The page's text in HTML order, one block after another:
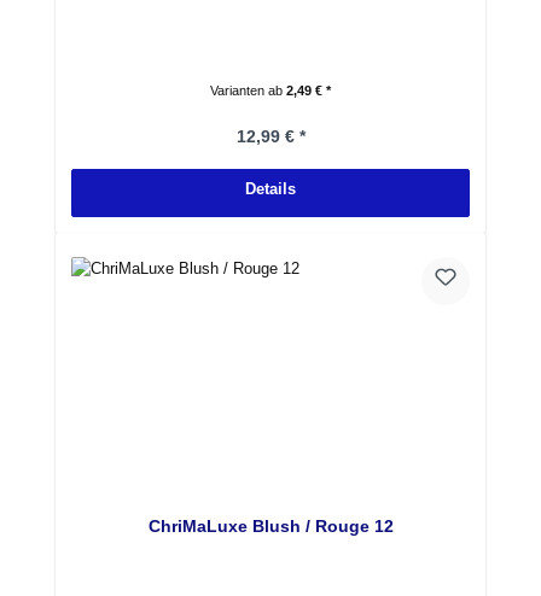
Varianten ab 2,49 € *
Regulärer Preis:
12,99 € *
Details
ChriMaLuxe Blush / Rouge 12